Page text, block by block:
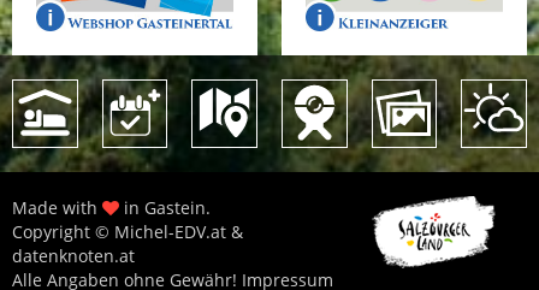
Made with
in Gastein.
Copyright © Michel-EDV.at &
datenknoten.at
Alle Angaben ohne Gewähr! Impressum